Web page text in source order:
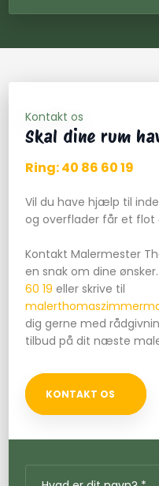
Kontakt os
Skal dine rum
Ring: 40 86 60 19​
Vil du have hjælp til
og overflader får et flot
Kontakt Malermester
en snak om dine
60 19 eller skrive til
dig gerne med
tilbud på dit næste
KONTAKT OS